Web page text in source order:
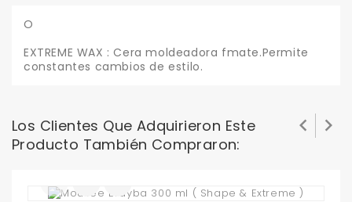
O
EXTREME WAX : Cera moldeadora fmate.Permite
constantes cambios de estilo.
Los Clientes Que Adquirieron Este
Producto También Compraron:
 